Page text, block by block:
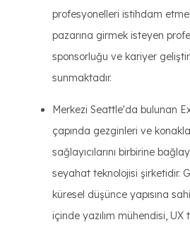
profesyonelleri istihdam
pazarına girmek isteyen
sponsorluğu ve kariyer
sunmaktadır.
Merkezi Seattle'da bulunan
çapında gezginleri ve
sağlayıcılarını birbirine
seyahat teknolojisi şirketidir.
küresel düşünce yapısına
içinde yazılım mühendisi, UX